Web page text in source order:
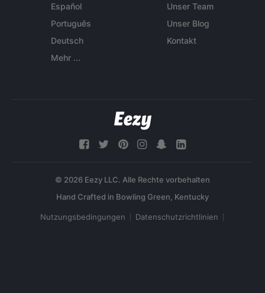
Español
Português
Deutsch
Mehr ...
Unser Team
Unser Blog
Kontakt
© 2026 Eezy LLC. Alle Rechte vorbehalten
Nutzungsbedingungen Datenschutzrichtlinien